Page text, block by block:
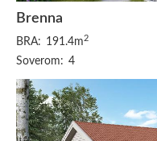
Brenna
BRA: 191.4m 2
Soverom: 4